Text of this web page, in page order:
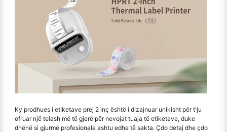
Ky prodhues i etiketave prej 2 inç është i dizajnuar unikisht për t'ju
ofruar një telash më të gjerë për nevojat tuaja të etiketave, duke
dhënë si gjurmë profesionale ashtu edhe të sakta. Çdo detaj dhe çdo